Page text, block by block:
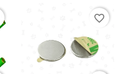
favorite_border